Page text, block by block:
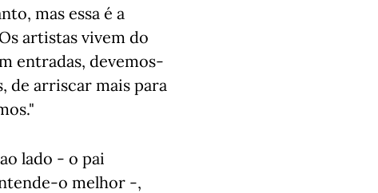
mas essa é a
artistas vivem do
entradas, devemos-
de arriscar mais para
lado - o pai
o melhor -,